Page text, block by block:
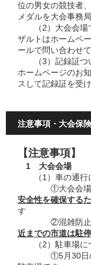
位の男女の競技者
メダルを大会事務
（2）大会会場で
ザルトはホームペ
ールで問い合わせ
（3）記録証つい
ホームページのお
スして記録証を受
注意事項・大会保
【注意事項】
1 大会会場
（1）車の通
①大会会場は
安全性を確保するた
す
②混雑防止
近までの市道は駐
（2）駐車場に
①5月30日の選